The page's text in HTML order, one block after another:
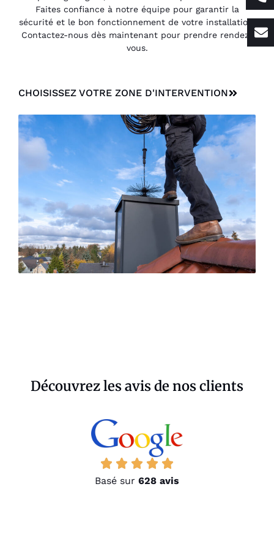
Faites confiance à notre équipe pour garantir la
sécurité et le bon fonctionnement de votre installation.
Contactez-nous dès maintenant pour prendre rendez-
vous.
CHOISISSEZ VOTRE ZONE D'INTERVENTION
Découvrez les avis de nos clients
Basé sur 628 avis